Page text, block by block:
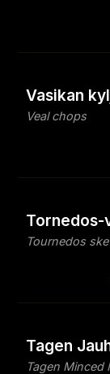
Vasikan
Veal chops
Tornedos-
Tournedos
Tagen
Tagen Minced